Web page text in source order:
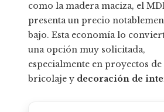
como la madera maciza, el
presenta un precio
bajo. Esta economía lo
una opción muy solicitada,
especialmente en proyectos de
bricolaje y decoración de